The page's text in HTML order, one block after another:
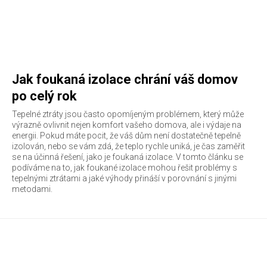
Jak foukaná izolace chrání váš domov
po celý rok
Tepelné ztráty jsou často opomíjeným problémem, který může
výrazně ovlivnit nejen komfort vašeho domova, ale i výdaje na
energii. Pokud máte pocit, že váš dům není dostatečně tepelně
izolován, nebo se vám zdá, že teplo rychle uniká, je čas zaměřit
se na účinná řešení, jako je foukaná izolace. V tomto článku se
podíváme na to, jak foukané izolace mohou řešit problémy s
tepelnými ztrátami a jaké výhody přináší v porovnání s jinými
metodami.